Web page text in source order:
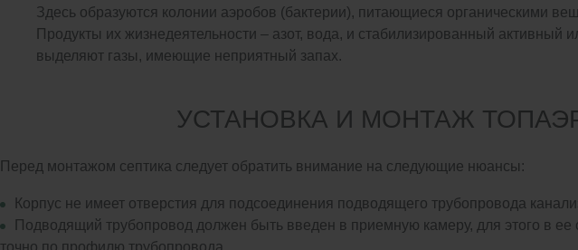
Здесь образуются колонии аэробов (бактерии), питающиеся органическими
Продукты их жизнедеятельности – азот, вода, и стабилизированный активный
выделяют газы, имеющие неприятный запах.
УСТАНОВКА И МОНТАЖ
Перед монтажом септика следует обратить внимание на следующие нюансы:
Корпус не имеет отверстия для подсоединения подводящего трубопровода
Подводящий трубопровод должен быть введен в приемную камеру, для этого в ее
точно по профилю трубопровода.